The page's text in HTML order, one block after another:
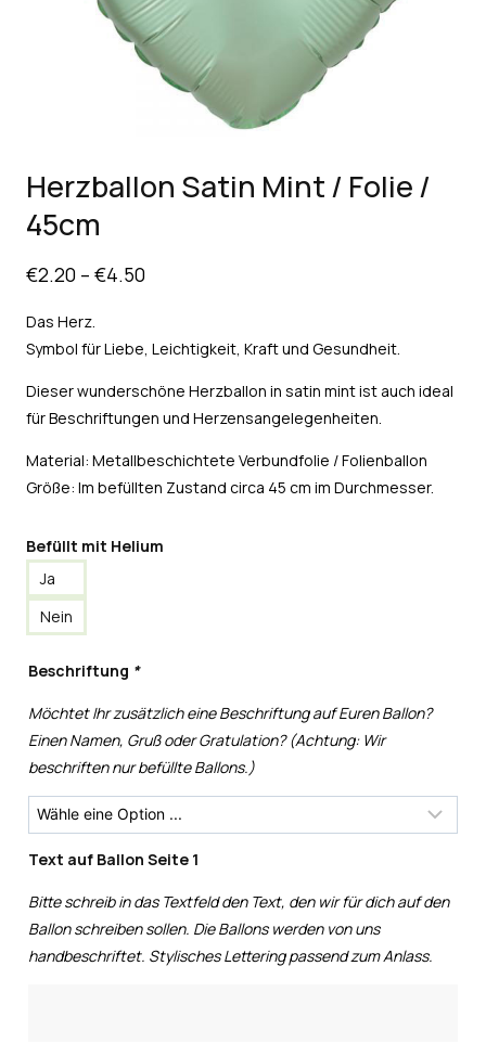
Herzballon Satin Mint / Folie /
45cm
€2.20 – €4.50
Das Herz.
Symbol für Liebe, Leichtigkeit, Kraft und Gesundheit.
Dieser wunderschöne Herzballon in satin mint ist auch ideal
für Beschriftungen und Herzensangelegenheiten.
Material: Metallbeschichtete Verbundfolie / Folienballon
Größe: Im befüllten Zustand circa 45 cm im Durchmesser.
Befüllt mit Helium
Ja
Nein
Beschriftung *
Möchtet Ihr zusätzlich eine Beschriftung auf Euren Ballon?
Einen Namen, Gruß oder Gratulation? (Achtung: Wir
beschriften nur befüllte Ballons.)
Text auf Ballon Seite 1
Bitte schreib in das Textfeld den Text, den wir für dich auf den
Ballon schreiben sollen. Die Ballons werden von uns
handbeschriftet. Stylisches Lettering passend zum Anlass.